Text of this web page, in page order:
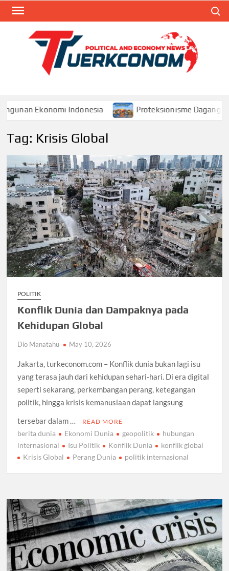
Skip
Ekonomi Indonesia Proteksionisme Dagang dan
Tag: Krisis Global
POLITIK
Konflik Dunia dan Dampaknya pada
Kehidupan Global
Dio Manatahu May 10, 2026
Jakarta, turkeconom.com – Konflik dunia bukan lagi isu
yang terasa jauh dari kehidupan sehari-hari. Di era digital
seperti sekarang, perkembangan perang, ketegangan
politik, hingga krisis kemanusiaan dapat langsung
tersebar dalam …
READ MORE
berita dunia Ekonomi Dunia geopolitik
hubungan
internasional
Isu Politik Konflik Dunia
konflik global
Krisis Global
Perang Dunia politik internasional